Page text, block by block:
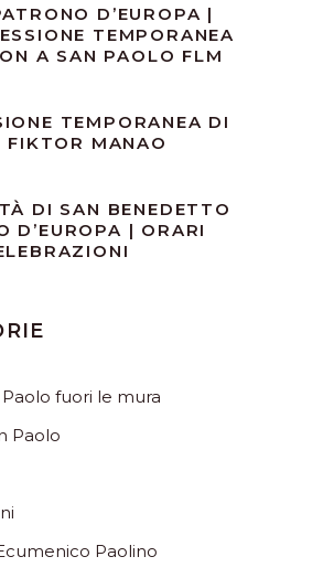
D’EUROPA |
TEMPORANEA
A SAN PAOLO FLM
TEMPORANEA DI
FIKTOR MANAO
DI SAN BENEDETTO
D’EUROPA | ORARI
fuori le mura
Paolo
Paolino